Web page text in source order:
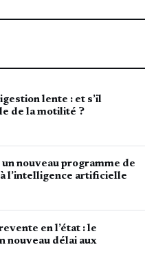
lente : et s’il
de la motilité ?
nouveau programme de
l’intelligence artificielle
en l’état : le
nouveau délai aux